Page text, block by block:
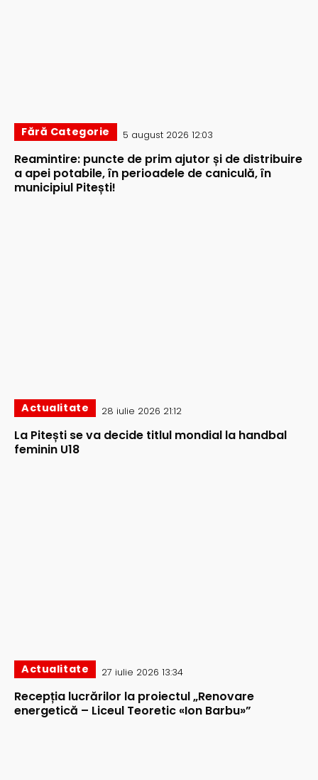
Fără Categorie 5 august 2026 12:03
Reamintire: puncte de prim ajutor și de distribuire
a apei potabile, în perioadele de caniculă, în
municipiul Pitești!
Actualitate 28 iulie 2026 21:12
La Pitești se va decide titlul mondial la handbal
feminin U18
Actualitate 27 iulie 2026 13:34
Recepția lucrărilor la proiectul „Renovare
energetică – Liceul Teoretic «Ion Barbu»”